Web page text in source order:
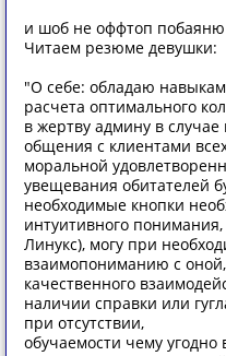
и шоб не оффтоп
Читаем резюме девушки:
"О себе: обладаю
расчета оптимального
в жертву админу в
общения с клиентами
моральной
увещевания обитателей
необходимые кнопки
интуитивного
Линукс), могу при
взаимопониманию с оной,
качественного
наличии справки или
при отсутствии,
обучаемости чему